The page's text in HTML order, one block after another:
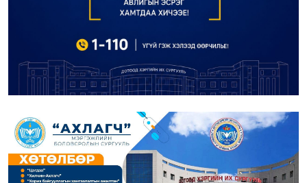
АВЛИГЫН ЭСРЭГ НЭГДЬЕ!
2026-07-31